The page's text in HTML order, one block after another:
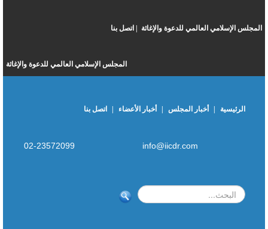
المجلس الإسلامي العالمي للدعوة والإغاثة | اتصل بنا
المجلس الإسلامي العالمي للدعوة والإغاثة
الرئيسية أخبار المجلس أخبار الأعضاء اتصل بنا
info@iicdr.com
02-23572099
بحث